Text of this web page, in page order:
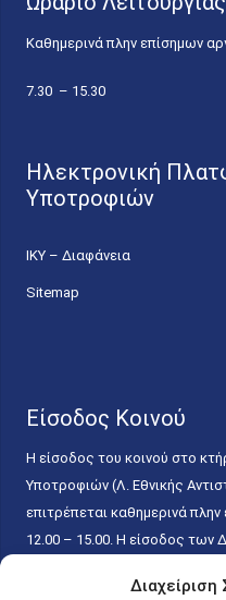
Καθημερινά πλην επίσημων
7.30 – 15.30
Ηλεκτρονική
Υποτροφιών
ΙΚΥ – Διαφάνεια
Sitemap
Είσοδος Κοινού
Η είσοδος του κοινού στο
Υποτροφιών (Λ. Εθνικής
επιτρέπεται καθημερινά
12.00 – 15.00. Η είσοδος των
κάθε εργάσιμη ημέρα και